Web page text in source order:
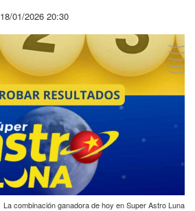
18/01/2026 20:30
La combinación ganadora de hoy en Super Astro Luna